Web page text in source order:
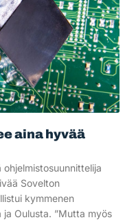
aina hyvää
ohjelmistosuunnittelija
Sovelton
kymmenen
Oulusta. ”Mutta myös